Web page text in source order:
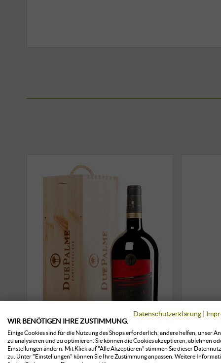
Datenschutzerklärung |
WIR BENÖTIGEN IHRE ZUSTIMMUNG.
Einige Cookies sind für die Nutzung des Shops erforderlich, andere helfen, unser
zu analysieren und zu optimieren. Sie können die Cookies akzeptieren, ablehnen
Einstellungen ändern. Mit Klick auf "Alle Akzeptieren" stimmen Sie dieser
zu. Unter "Einstellungen" können Sie Ihre Zustimmung anpassen. Weitere